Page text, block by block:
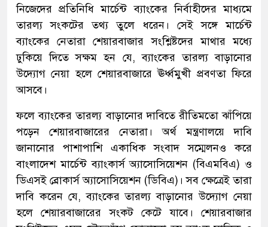
নিজেদের প্রতিনিধি মার্চেন্ট ব্যাংকের নির্বাহীদের মাধ্যমে
তারল্য সংকটের তথ্য তুলে ধরেন। সেই সঙ্গে মার্চেন্ট
ব্যাংকের নেতারা শেয়ারবাজার সংশ্লিষ্টদের মাথার মধ্যে
ঢুকিয়ে দিতে সক্ষম হন যে, ব্যাংকের তারল্য বাড়ানোর
উদ্যোগ নেয়া হলে শেয়ারবাজারে ঊর্ধ্বমুখী প্রবণতা ফিরে
আসবে।
ফলে ব্যাংকের তারল্য বাড়ানোর দাবিতে রীতিমতো ঝাঁপিয়ে
পড়েন শেয়ারবাজারের নেতারা। অর্থ মন্ত্রণালয়ে দাবি
জানানোর পাশাপাশি একাধিক সংবাদ সম্মেলনও করে
বাংলাদেশ মার্চেন্ট ব্যাংকার্স অ্যাসোসিয়েশন (বিএমবিএ) ও
ডিএসই ব্রোকার্স অ্যাসোসিয়েশন (ডিবিএ)। সব ক্ষেত্রেই তারা
দাবি করেন যে, ব্যাংকের তারল্য বাড়ানোর উদ্যোগ নেয়া
হলে শেয়ারবাজারের সংকট কেটে যাবে। শেয়ারবাজার